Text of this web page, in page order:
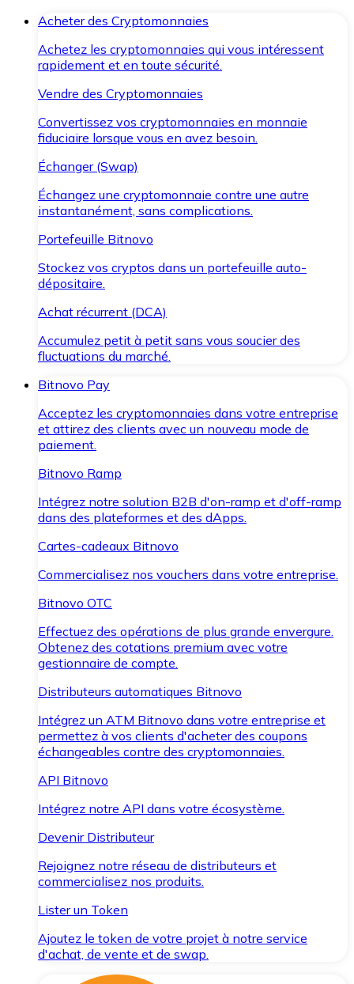
Acheter des Cryptomonnaies
Achetez les cryptomonnaies qui vous intéressent
rapidement et en toute sécurité.
Vendre des Cryptomonnaies
Convertissez vos cryptomonnaies en monnaie
fiduciaire lorsque vous en avez besoin.
Échanger (Swap)
Échangez une cryptomonnaie contre une autre
instantanément, sans complications.
Portefeuille Bitnovo
Stockez vos cryptos dans un portefeuille auto-
dépositaire.
Achat récurrent (DCA)
Accumulez petit à petit sans vous soucier des
fluctuations du marché.
Bitnovo Pay
Acceptez les cryptomonnaies dans votre entreprise
et attirez des clients avec un nouveau mode de
paiement.
Bitnovo Ramp
Intégrez notre solution B2B d'on-ramp et d'off-ramp
dans des plateformes et des dApps.
Cartes-cadeaux Bitnovo
Commercialisez nos vouchers dans votre entreprise.
Bitnovo OTC
Effectuez des opérations de plus grande envergure.
Obtenez des cotations premium avec votre
gestionnaire de compte.
Distributeurs automatiques Bitnovo
Intégrez un ATM Bitnovo dans votre entreprise et
permettez à vos clients d'acheter des coupons
échangeables contre des cryptomonnaies.
API Bitnovo
Intégrez notre API dans votre écosystème.
Devenir Distributeur
Rejoignez notre réseau de distributeurs et
commercialisez nos produits.
Lister un Token
Ajoutez le token de votre projet à notre service
d'achat, de vente et de swap.